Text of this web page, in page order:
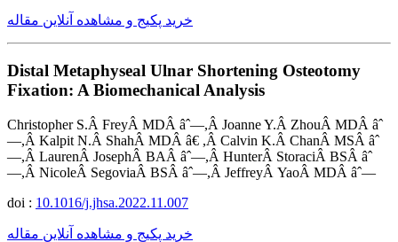
خرید پکیج و مشاهده آنلاین مقاله
Distal Metaphyseal Ulnar Shortening Osteotomy
Fixation: A Biomechanical Analysis
Christopher S.Â FreyÂ MDÂ âˆ—,Â Joanne Y.Â ZhouÂ MDÂ âˆ
—,Â Kalpit N.Â ShahÂ MDÂ â€ ,Â Calvin K.Â ChanÂ MSÂ âˆ
—,Â LaurenÂ JosephÂ BAÂ âˆ—,Â HunterÂ StoraciÂ BSÂ âˆ
—,Â NicoleÂ SegoviaÂ BSÂ âˆ—,Â JeffreyÂ YaoÂ MDÂ âˆ—
doi : 10.1016/j.jhsa.2022.11.007
خرید پکیج و مشاهده آنلاین مقاله